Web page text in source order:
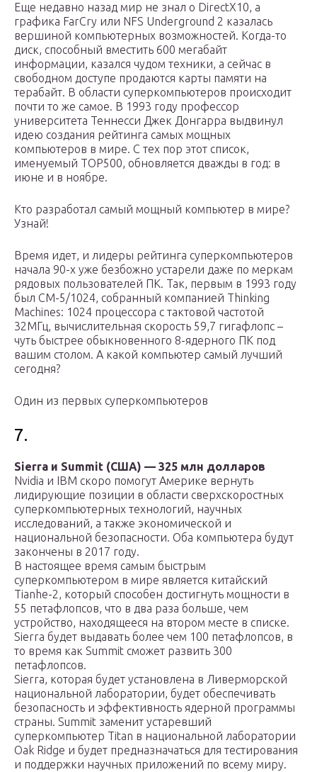
Еще недавно назад мир не знал о DirectX10, а
графика FarCry или NFS Underground 2 казалась
вершиной компьютерных возможностей. Когда-то
диск, способный вместить 600 мегабайт
информации, казался чудом техники, а сейчас в
свободном доступе продаются карты памяти на
терабайт. В области суперкомпьютеров происходит
почти то же самое. В 1993 году профессор
университета Теннесси Джек Донгарра выдвинул
идею создания рейтинга самых мощных
компьютеров в мире. С тех пор этот список,
именуемый TOP500, обновляется дважды в год: в
июне и в ноябре.
Кто разработал самый мощный компьютер в мире?
Узнай!
Время идет, и лидеры рейтинга суперкомпьютеров
начала 90-х уже безбожно устарели даже по меркам
рядовых пользователей ПК. Так, первым в 1993 году
был CM-5/1024, собранный компанией Thinking
Machines: 1024 процессора с тактовой частотой
32МГц, вычислительная скорость 59,7 гигафлопс –
чуть быстрее обыкновенного 8-ядерного ПК под
вашим столом. А какой компьютер самый лучший
сегодня?
Один из первых суперкомпьютеров
7.
Sierra и Summit (США) — 325 млн долларов
Nvidia и IBM скоро помогут Америке вернуть
лидирующие позиции в области сверхскоростных
суперкомпьютерных технологий, научных
исследований, а также экономической и
национальной безопасности. Оба компьютера будут
закончены в 2017 году.
В настоящее время самым быстрым
суперкомпьютером в мире является китайский
Tianhe-2, который способен достигнуть мощности в
55 петафлопсов, что в два раза больше, чем
устройство, находящееся на втором месте в списке.
Sierra будет выдавать более чем 100 петафлопсов, в
то время как Summit сможет развить 300
петафлопсов.
Sierra, которая будет установлена в Ливерморской
национальной лаборатории, будет обеспечивать
безопасность и эффективность ядерной программы
страны. Summit заменит устаревший
суперкомпьютер Titan в национальной лаборатории
Oak Ridge и будет предназначаться для тестирования
и поддержки научных приложений по всему миру.